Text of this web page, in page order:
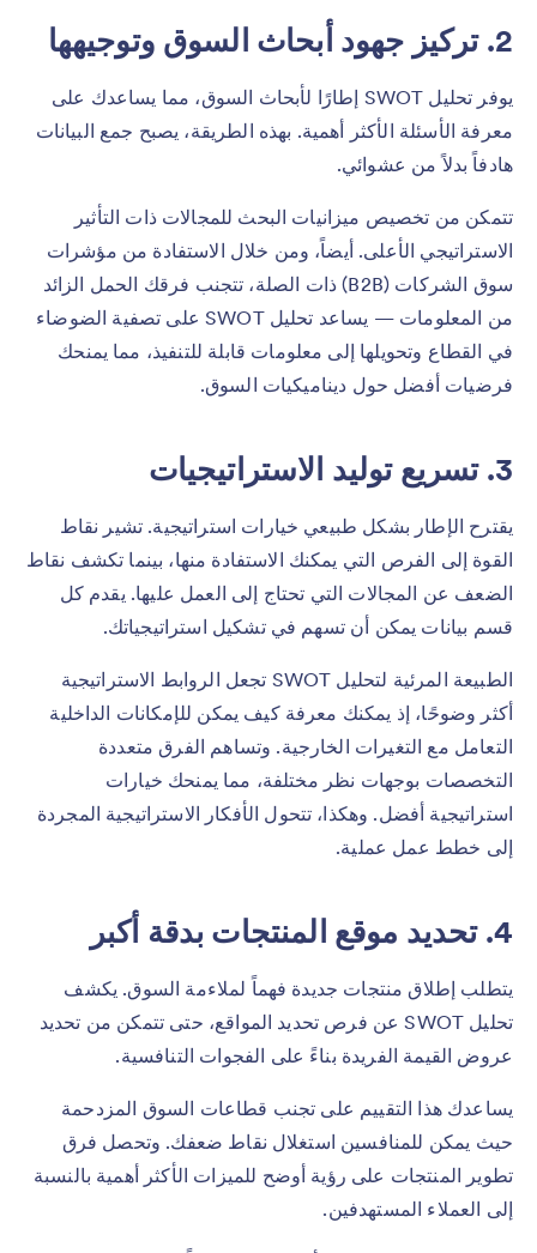
2. تركيز جهود أبحاث السوق وتوجيهها
يوفر تحليل SWOT إطارًا لأبحاث السوق، مما يساعدك على
معرفة الأسئلة الأكثر أهمية. بهذه الطريقة، يصبح جمع البيانات
هادفاً بدلاً من عشوائي.
تتمكن من تخصيص ميزانيات البحث للمجالات ذات التأثير
الاستراتيجي الأعلى. أيضاً، ومن خلال الاستفادة من مؤشرات
سوق الشركات (B2B) ذات الصلة، تتجنب فرقك الحمل الزائد
من المعلومات — يساعد تحليل SWOT على تصفية الضوضاء
في القطاع وتحويلها إلى معلومات قابلة للتنفيذ، مما يمنحك
فرضيات أفضل حول ديناميكيات السوق.
3. تسريع توليد الاستراتيجيات
يقترح الإطار بشكل طبيعي خيارات استراتيجية. تشير نقاط
القوة إلى الفرص التي يمكنك الاستفادة منها، بينما تكشف نقاط
الضعف عن المجالات التي تحتاج إلى العمل عليها. يقدم كل
قسم بيانات يمكن أن تسهم في تشكيل استراتيجياتك.
الطبيعة المرئية لتحليل SWOT تجعل الروابط الاستراتيجية
أكثر وضوحًا، إذ يمكنك معرفة كيف يمكن للإمكانات الداخلية
التعامل مع التغيرات الخارجية. وتساهم الفرق متعددة
التخصصات بوجهات نظر مختلفة، مما يمنحك خيارات
استراتيجية أفضل. وهكذا، تتحول الأفكار الاستراتيجية المجردة
إلى خطط عمل عملية.
4. تحديد موقع المنتجات بدقة أكبر
يتطلب إطلاق منتجات جديدة فهماً لملاءمة السوق. يكشف
تحليل SWOT عن فرص تحديد المواقع، حتى تتمكن من تحديد
عروض القيمة الفريدة بناءً على الفجوات التنافسية.
يساعدك هذا التقييم على تجنب قطاعات السوق المزدحمة
حيث يمكن للمنافسين استغلال نقاط ضعفك. وتحصل فرق
تطوير المنتجات على رؤية أوضح للميزات الأكثر أهمية بالنسبة
إلى العملاء المستهدفين.